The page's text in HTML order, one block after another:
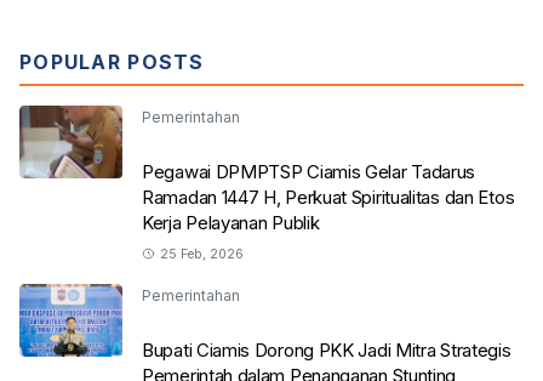
POPULAR POSTS
Pemerintahan
Pegawai DPMPTSP Ciamis Gelar Tadarus
Ramadan 1447 H, Perkuat Spiritualitas dan Etos
Kerja Pelayanan Publik
25 Feb, 2026
Pemerintahan
Bupati Ciamis Dorong PKK Jadi Mitra Strategis
Pemerintah dalam Penanganan Stunting